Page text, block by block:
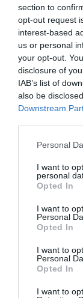
section to
opt-out request
interest-based
us or personal
your opt-out.
disclosure of
IAB’s list of
also be
Downstream
Personal
I want to
personal
Opted In
I want to
Personal
Opted In
I want to
Personal
Opted In
I want to